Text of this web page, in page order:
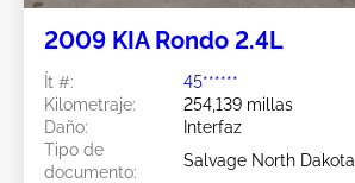
2009 KIA Rondo 2.4L
Ít #:
45******
Kilometraje:
254,139 millas
Daño:
Interfaz
Tipo de
documento:
Salvage North Dakota